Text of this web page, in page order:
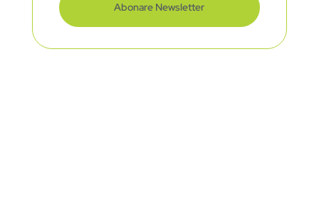
Abonare Newsletter